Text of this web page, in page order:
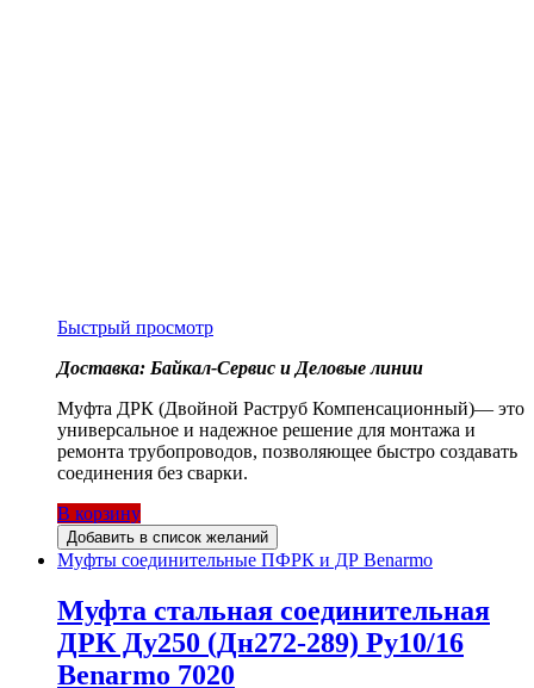
Быстрый просмотр
Доставка: Байкал-Сервис и Деловые линии
Муфта ДРК (Двойной Раструб Компенсационный)— это
универсальное и надежное решение для монтажа и
ремонта трубопроводов, позволяющее быстро создавать
соединения без сварки.
В корзину
Добавить в список желаний
Муфты соединительные ПФРК и ДР Benarmo
Муфта стальная соединительная
ДРК Ду250 (Дн272-289) Ру10/16
Benarmo 7020